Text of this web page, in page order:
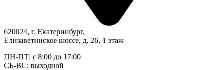
620024, г. Екатеринбург,
Елизаветинское шоссе, д. 26, 1 этаж
ПН-ПТ: с 8:00 до 17:00
СБ-ВС: выходной